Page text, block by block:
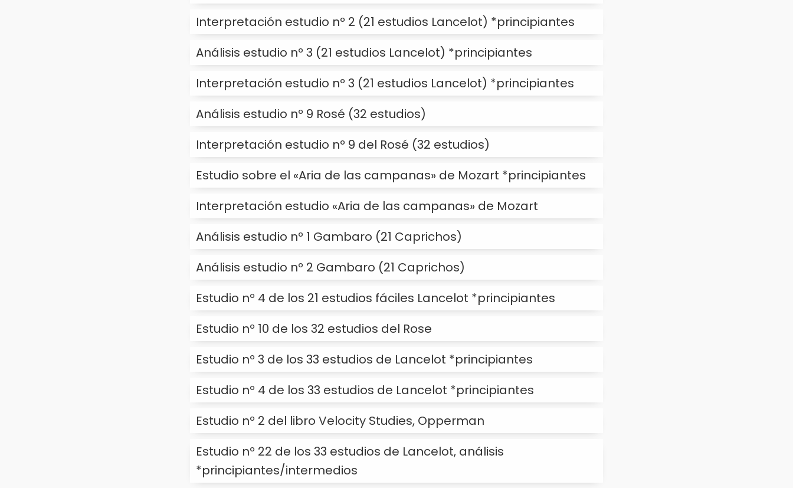
Interpretación estudio nº 2 (21 estudios Lancelot) *principiantes
Análisis estudio nº 3 (21 estudios Lancelot) *principiantes
Interpretación estudio nº 3 (21 estudios Lancelot) *principiantes
Análisis estudio nº 9 Rosé (32 estudios)
Interpretación estudio nº 9 del Rosé (32 estudios)
Estudio sobre el «Aria de las campanas» de Mozart *principiantes
Interpretación estudio «Aria de las campanas» de Mozart
Análisis estudio nº 1 Gambaro (21 Caprichos)
Análisis estudio nº 2 Gambaro (21 Caprichos)
Estudio nº 4 de los 21 estudios fáciles Lancelot *principiantes
Estudio nº 10 de los 32 estudios del Rose
Estudio nº 3 de los 33 estudios de Lancelot *principiantes
Estudio nº 4 de los 33 estudios de Lancelot *principiantes
Estudio nº 2 del libro Velocity Studies, Opperman
Estudio nº 22 de los 33 estudios de Lancelot, análisis
*principiantes/intermedios